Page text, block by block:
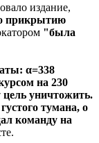
издание,
прикрытию
"была
α=338
на 230
цель уничтожить.
тумана, о
команду на